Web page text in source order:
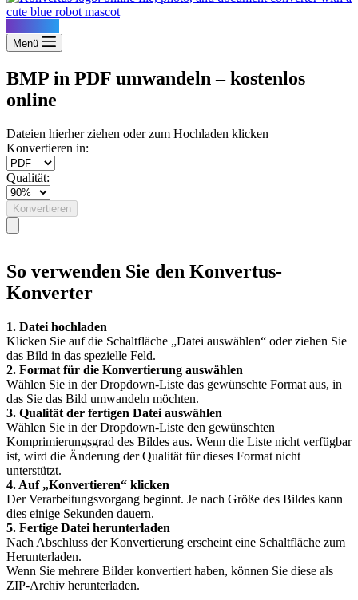
Menü
BMP in PDF umwandeln – kostenlos
online
Dateien hierher ziehen oder zum Hochladen klicken
Konvertieren in:
Qualität:
Konvertieren
So verwenden Sie den Konvertus-
Konverter
1. Datei hochladen
Klicken Sie auf die Schaltfläche „Datei auswählen“ oder ziehen Sie
das Bild in das spezielle Feld.
2. Format für die Konvertierung auswählen
Wählen Sie in der Dropdown-Liste das gewünschte Format aus, in
das Sie das Bild umwandeln möchten.
3. Qualität der fertigen Datei auswählen
Wählen Sie in der Dropdown-Liste den gewünschten
Komprimierungsgrad des Bildes aus. Wenn die Liste nicht verfügbar
ist, wird die Änderung der Qualität für dieses Format nicht
unterstützt.
4. Auf „Konvertieren“ klicken
Der Verarbeitungsvorgang beginnt. Je nach Größe des Bildes kann
dies einige Sekunden dauern.
5. Fertige Datei herunterladen
Nach Abschluss der Konvertierung erscheint eine Schaltfläche zum
Herunterladen.
Wenn Sie mehrere Bilder konvertiert haben, können Sie diese als
ZIP-Archiv herunterladen.